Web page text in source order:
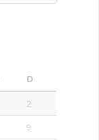
D
2
9